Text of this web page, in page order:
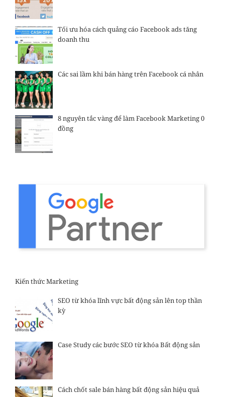
Tối ưu hóa cách quảng cáo Facebook ads tăng
doanh thu
Các sai lầm khi bán hàng trên Facebook cá nhân
8 nguyên tắc vàng để làm Facebook Marketing 0
đồng
Kiến thức Marketing
SEO từ khóa lĩnh vực bất động sản lên top thần
kỳ
Case Study các bước SEO từ khóa Bất động sản
Cách chốt sale bán hàng bất động sản hiệu quả